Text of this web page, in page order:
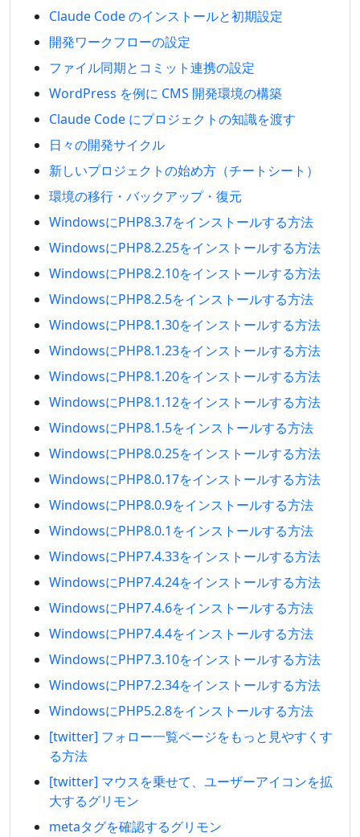
Claude Code のインストールと初期設定
開発ワークフローの設定
ファイル同期とコミット連携の設定
WordPress を例に CMS 開発環境の構築
Claude Code にプロジェクトの知識を渡す
日々の開発サイクル
新しいプロジェクトの始め方（チートシート）
環境の移行・バックアップ・復元
WindowsにPHP8.3.7をインストールする方法
WindowsにPHP8.2.25をインストールする方法
WindowsにPHP8.2.10をインストールする方法
WindowsにPHP8.2.5をインストールする方法
WindowsにPHP8.1.30をインストールする方法
WindowsにPHP8.1.23をインストールする方法
WindowsにPHP8.1.20をインストールする方法
WindowsにPHP8.1.12をインストールする方法
WindowsにPHP8.1.5をインストールする方法
WindowsにPHP8.0.25をインストールする方法
WindowsにPHP8.0.17をインストールする方法
WindowsにPHP8.0.9をインストールする方法
WindowsにPHP8.0.1をインストールする方法
WindowsにPHP7.4.33をインストールする方法
WindowsにPHP7.4.24をインストールする方法
WindowsにPHP7.4.6をインストールする方法
WindowsにPHP7.4.4をインストールする方法
WindowsにPHP7.3.10をインストールする方法
WindowsにPHP7.2.34をインストールする方法
WindowsにPHP5.2.8をインストールする方法
[twitter] フォロー一覧ページをもっと見やすくす
る方法
[twitter] マウスを乗せて、ユーザーアイコンを拡
大するグリモン
metaタグを確認するグリモン